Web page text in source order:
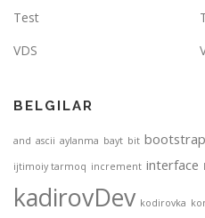
Test
VDS
BELGILAR
and ascii aylanma bayt bit bootstrap
ijtimoiy tarmoq increment interface
kadirovDev kodirovka